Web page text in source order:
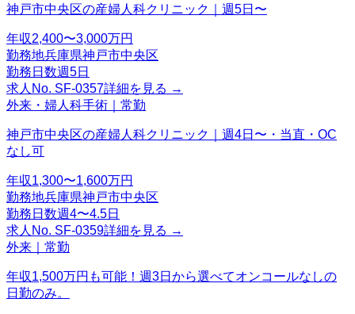
神戸市中央区の産婦人科クリニック｜週5日〜
年収2,400〜3,000万円
勤務地兵庫県神戸市中央区
勤務日数週5日
求人No. SF-0357詳細を見る →
外来・婦人科手術｜常勤
神戸市中央区の産婦人科クリニック｜週4日〜・当直・OC
なし可
年収1,300〜1,600万円
勤務地兵庫県神戸市中央区
勤務日数週4〜4.5日
求人No. SF-0359詳細を見る →
外来｜常勤
年収1,500万円も可能！週3日から選べてオンコールなしの
日勤のみ。